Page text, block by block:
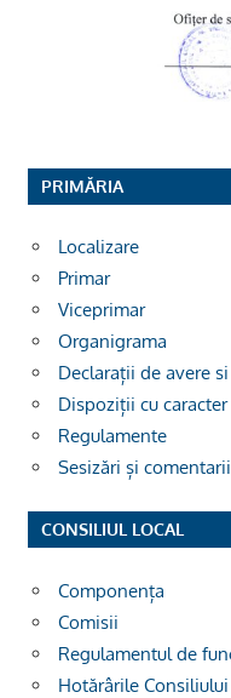
PRIMĂRIA
Localizare
Primar
Viceprimar
Organigrama
Declarații de avere
Dispoziții cu
Regulamente
Sesizări și comentarii
CONSILIUL LOCAL
Componența
Comisii
Regulamentul de
Hotărârile Consiliului